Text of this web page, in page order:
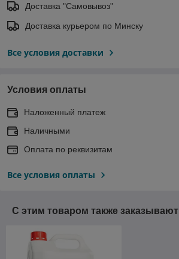
Доставка "Самовывоз"
Доставка курьером по Минску
Все условия доставки
Условия оплаты
Наложенный платеж
Наличными
Оплата по реквизитам
Все условия оплаты
С этим товаром также заказывают